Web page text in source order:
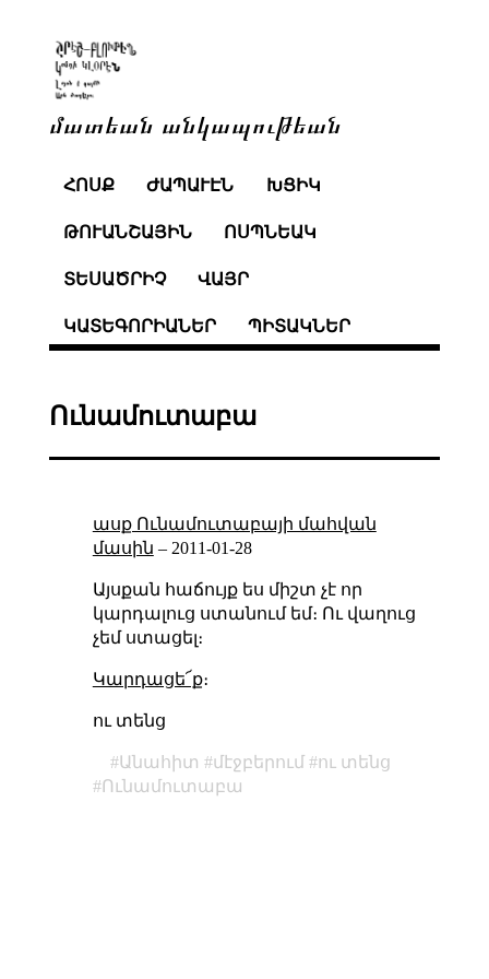
մատեան անկապութեան
ՀՈՍՔ ԺԱՊԱՒԷՆ ԽՑԻԿ
ԹՈՒԱՆՇԱՅԻՆ ՈՍՊՆԵԱԿ
ՏԵՍԱԾՐԻՉ ՎԱՅՐ
ԿԱՏԵԳՈՐԻԱՆԵՐ ՊԻՏԱԿՆԵՐ
Ունամուտաբա
ասք Ունամուտաբայի մահվան
մասին – 2011-01-28
Այսքան հաճույք ես միշտ չէ որ
կարդալուց ստանում եմ։ Ու վաղուց
չեմ ստացել։
Կարդացե՜ք։
ու տենց
Անահիտ մէջբերում
ու տենց
Ունամուտաբա